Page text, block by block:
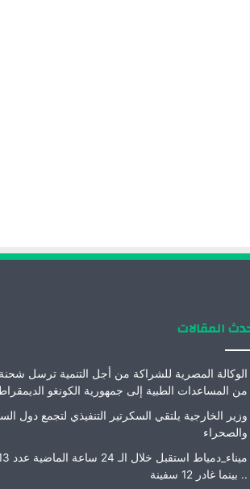
المقالات
الوكالة المصرية للشراكة من أجل التنمية ترسل شحنة
من المساعدات الطبية إلى جمهورية الكونغو
وزير الخارجية يلتقي السكرتير التنفيذي لتجمع دول
والصحراء
.. بينما غادر 12 سفينة